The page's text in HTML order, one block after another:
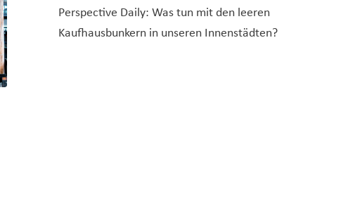
Perspective Daily: Was tun mit den leeren
Kaufhausbunkern in unseren Innenstädten?